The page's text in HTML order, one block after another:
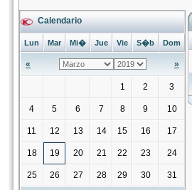
Calendario
Lun Mar Mi� Jue Vie S�b Dom
« »
1 2 3
4 5 6 7 8 9 10
11 12 13 14 15 16 17
18 19 20 21 22 23 24
25 26 27 28 29 30 31